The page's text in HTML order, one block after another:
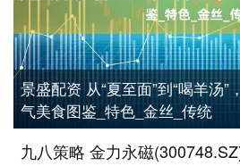
景盛配资 从“夏至面”到“喝羊汤
气美食图鉴_特色_金丝_传统